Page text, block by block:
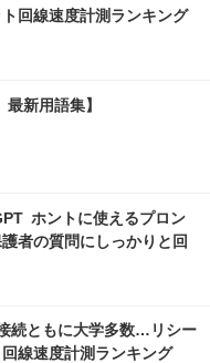
回線速度計測ランキング
新用語集】
ホントに使えるプロン
者の質問にしっかりと回
続ともに大学多数…リシー
線速度計測ランキング